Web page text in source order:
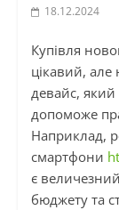
18.12.2024
Купівля
цікавий,
девайс,
допоможе
Наприклад,
смартфони
є
бюджету та